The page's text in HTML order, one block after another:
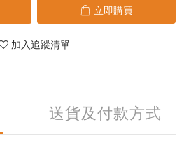
立即購買
加入追蹤清單
送貨及付款方式